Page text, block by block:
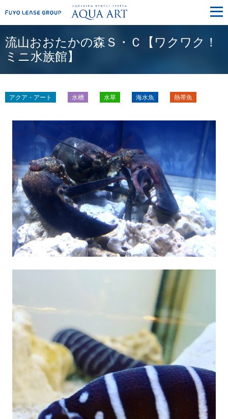
メ
ニ
ュ
流山おおたかの森Ｓ・Ｃ【ワクワク！
ミニ水族館】
アクア・アート 水槽 水草 海水魚 熱帯魚